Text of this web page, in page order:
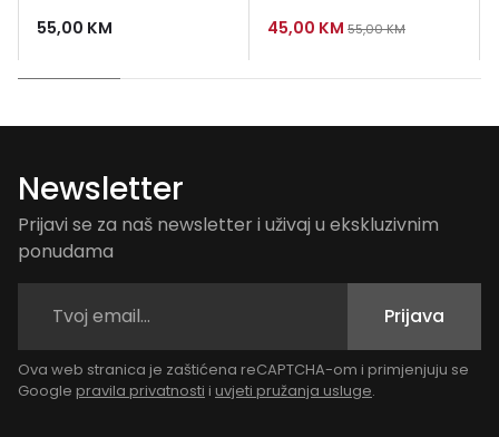
tijelo 200 ml
55,00 KM
Lotion 100 ml
45,00 KM 55,00KM
Newsletter
Prijavi se za naš newsletter i uživaj u ekskluzivnim
ponudama
Prijava
Ova web stranica je zaštićena reCAPTCHA-om i primjenjuju se
Google pravila privatnosti i uvjeti pružanja usluge.